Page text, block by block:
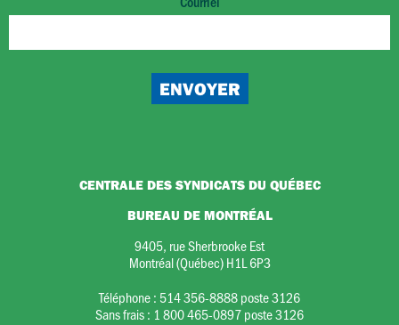
CENTRALE DES SYNDICATS DU QUÉBEC
BUREAU DE MONTRÉAL
9405, rue Sherbrooke Est
Montréal (Québec) H1L 6P3
Téléphone : 514 356-8888 poste 3126
Sans frais : 1 800 465-0897 poste 3126